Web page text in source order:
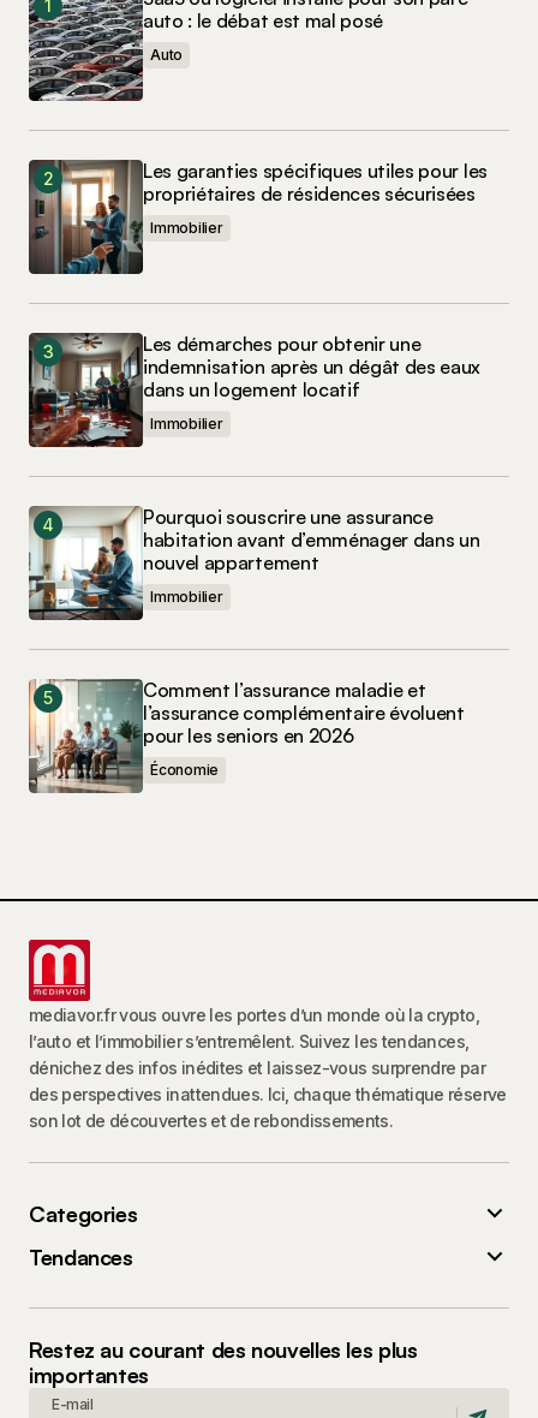
auto : le débat est mal posé
Auto
Les garanties spécifiques utiles pour les
propriétaires de résidences sécurisées
Immobilier
Les démarches pour obtenir une
indemnisation après un dégât des eaux
dans un logement locatif
Immobilier
Pourquoi souscrire une assurance
habitation avant d’emménager dans un
nouvel appartement
Immobilier
Comment l’assurance maladie et
l’assurance complémentaire évoluent
pour les seniors en 2026
Économie
mediavor.fr vous ouvre les portes d’un monde où la crypto,
l’auto et l’immobilier s’entremêlent. Suivez les tendances,
dénichez des infos inédites et laissez-vous surprendre par
des perspectives inattendues. Ici, chaque thématique réserve
son lot de découvertes et de rebondissements.
Categories
Tendances
Restez au courant des nouvelles les plus
importantes
E-mail